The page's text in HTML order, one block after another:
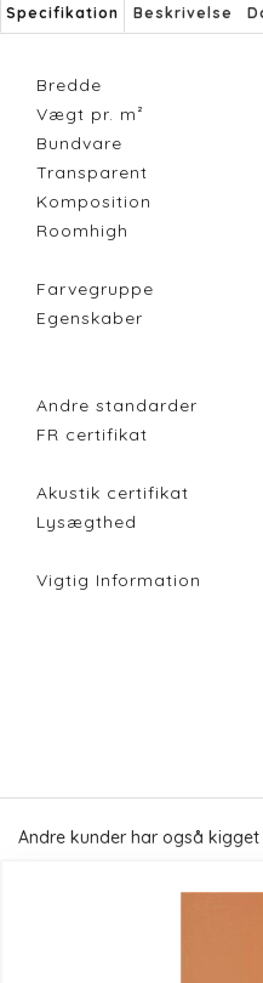
Specifikation Beskrivelse
Bredde
Vægt pr. m²
Bundvare
Transparent
Komposition
Roomhigh
Farvegruppe
Egenskaber
Andre standarder
FR certifikat
Akustik certifikat
Lysægthed
Vigtig Information
Andre kunder har også